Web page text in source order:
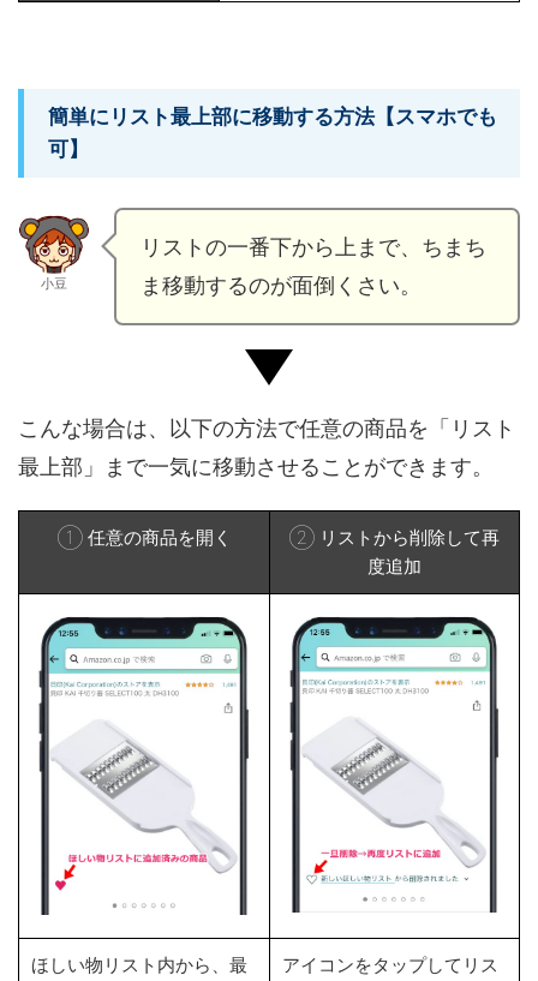
簡単にリスト最上部に移動する方法【スマホでも
可】
小豆
リストの一番下から上まで、ちまち
ま移動するのが面倒くさい。
こんな場合は、以下の方法で任意の商品を「リスト
最上部」まで一気に移動させることができます。
① 任意の商品を開く
② リストから削除して再
度追加
ほしい物リスト内から、最
アイコンをタップしてリス